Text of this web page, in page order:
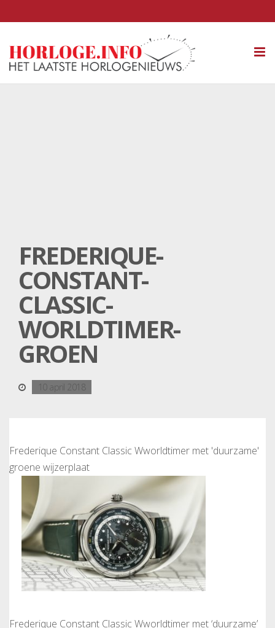
FREDERIQUE-
CONSTANT-
CLASSIC-
WORLDTIMER-
GROEN
10 april 2018
Frederique Constant Classic Wworldtimer met 'duurzame'
groene wijzerplaat
Frederique Constant Classic Wworldtimer met ‘duurzame’